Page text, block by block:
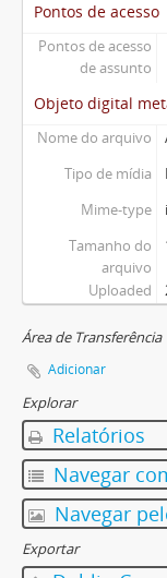
Pontos de acesso
Pontos de acesso
de assunto
Objeto digital
Nome do arquivo
Tipo de mídia
Mime-type
Tamanho do
arquivo
Uploaded
Área de Transferência
Adicionar
Explorar
Relatórios
Navegar
Navegar
Exportar